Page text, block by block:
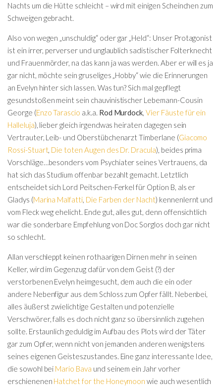
Nachts um die Hütte schleicht – wird mit einigen Scheinchen zum
Schweigen gebracht.
Also von wegen „unschuldig“ oder gar „Held“: Unser Protagonist
ist ein irrer, perverser und unglaublich sadistischer Folterknecht
und Frauenmörder, na das kann ja was werden. Aber er will es ja
gar nicht, möchte sein gruseliges „Hobby“ wie die Erinnerungen
an Evelyn hinter sich lassen. Was tun? Sich mal gepflegt
gesundstoßen meint sein chauvinistischer Lebemann-Cousin
George (Enzo Tarascio a.k.a. Rod Murdock ,Vier Fäuste für ein
Halleluja), lieber gleich irgendwas heiraten dagegen sein
Vertrauter, Leib- und Oberstübchenarzt Timberlane (Giacomo
Rossi-Stuart, Die toten Augen des Dr. Dracula), beides prima
Vorschläge…besonders vom Psychiater seines Vertrauens, da
hat sich das Studium offenbar bezahlt gemacht. Letztlich
entscheidet sich Lord Peitschen-Ferkel für Option B, als er
Gladys (Marina Malfatti, Die Farben der Nacht) kennenlernt und
vom Fleck weg ehelicht. Ende gut, alles gut, denn offensichtlich
war die sonderbare Empfehlung von Doc Sorglos doch gar nicht
so schlecht.
Allan verschleppt keinen rothaarigen Dirnen mehr in seinen
Keller, wird im Gegenzug dafür von dem Geist (?) der
verstorbenen Evelyn heimgesucht, dem auch die ein oder
andere Nebenfigur aus dem Schloss zum Opfer fällt. Nebenbei,
alles äußerst zwielichtige Gestalten und potenzielle
Verschwörer, falls es doch nicht ganz so übersinnlich zugehen
sollte. Erstaunlich geduldig im Aufbau des Plots wird der Täter
gar zum Opfer, wenn nicht von jemanden anderen wenigstens
seines eigenen Geisteszustandes. Eine ganz interessante Idee,
die sowohl bei Mario Bava und seinem ein Jahr vorher
erschienenen Hatchet for the Honeymoon wie auch wesentlich